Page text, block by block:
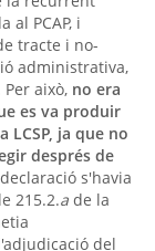
PCAP, i
tracte i no-
administrativa,
això, no era
es va produir
ja que no
després de
s'havia
215.2.a de la
del